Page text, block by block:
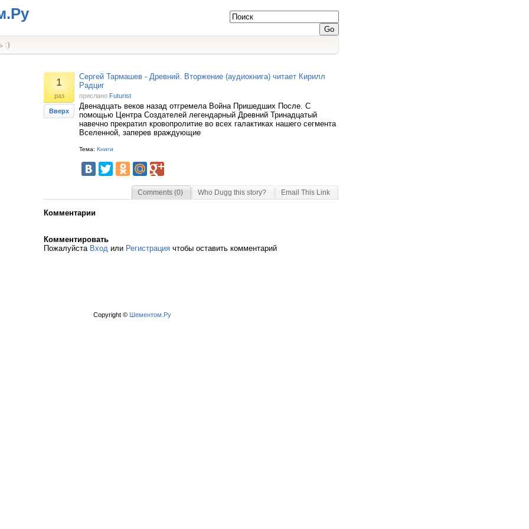
:)
1
раз
Вверх
Сергей Тармашев - Древний. Вторжение (аудиокнига) читает Кирилл
Радциг
прислано Futurist
Двенадцать веков назад отгремела Война Пришедших После. С
помощью Центра Создателей легендарный Древний Тринадцатый
навечно прекратил кровопролитие во всех галактиках нашего сегмента
Вселенной, заперев враждующие
Тема: Книги
Comments (0) Who Dugg this story? Email This Link
Комментарии
Комментировать
Пожалуйста Вход или Регистрация чтобы оставить комментарий
Copyright © Шементом.Ру